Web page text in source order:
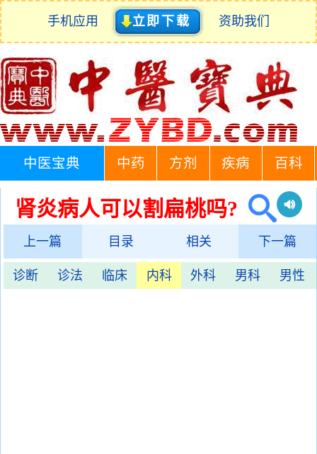
手机应用 立即下载 资助我们
中医宝典 中药 方剂 疾病 百科
肾炎病人可以割扁桃吗?
上一篇 目录 相关 下一篇
诊断 诊法 临床 内科 外科 男科 男性